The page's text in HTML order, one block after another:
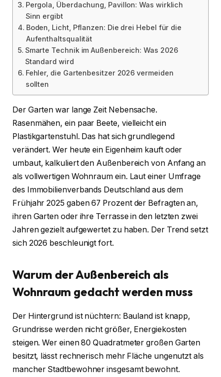
Pergola, Überdachung, Pavillon: Was wirklich
Sinn ergibt
Boden, Licht, Pflanzen: Die drei Hebel für die
Aufenthaltsqualität
Smarte Technik im Außenbereich: Was 2026
Standard wird
Fehler, die Gartenbesitzer 2026 vermeiden
sollten
Der Garten war lange Zeit Nebensache.
Rasenmähen, ein paar Beete, vielleicht ein
Plastikgartenstuhl. Das hat sich grundlegend
verändert. Wer heute ein Eigenheim kauft oder
umbaut, kalkuliert den Außenbereich von Anfang an
als vollwertigen Wohnraum ein. Laut einer Umfrage
des Immobilienverbands Deutschland aus dem
Frühjahr 2025 gaben 67 Prozent der Befragten an,
ihren Garten oder ihre Terrasse in den letzten zwei
Jahren gezielt aufgewertet zu haben. Der Trend setzt
sich 2026 beschleunigt fort.
Warum der Außenbereich als
Wohnraum gedacht werden muss
Der Hintergrund ist nüchtern: Bauland ist knapp,
Grundrisse werden nicht größer, Energiekosten
steigen. Wer einen 80 Quadratmeter großen Garten
besitzt, lässt rechnerisch mehr Fläche ungenutzt als
mancher Stadtbewohner insgesamt bewohnt.